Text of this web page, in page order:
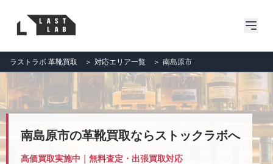
ラストラボ 革靴買取 ＞ 対応エリア一覧 ＞ 南島原市
南島原市の革靴買取ならストックラボへ
高価買取実施中｜無料査定・出張買取対応